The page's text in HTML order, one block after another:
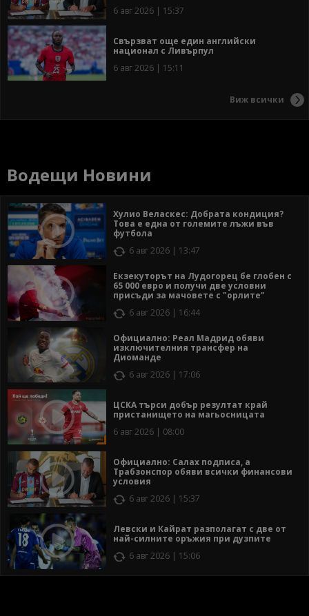
6 авг 2026 | 15:37
Свързват още един английски
национал с Ливърпул
6 авг 2026 | 15:11
Виж всички
Водещи Новини
Хулио Веласкес: Добрата кондиция?
Това е една от големите лъжи във
футбола
6 авг 2026 | 13:47
Екзекуторът на Лудогорец бе глобен с
65 000 евро и получи две условни
присъди за мачовете с "орлите"
6 авг 2026 | 16:44
Официално: Реал Мадрид обяви
изключителния трансфер на
Диоманде
6 авг 2026 | 17:06
ЦСКА търси добър резултат край
пристанището на магьосницата
6 авг 2026 | 08:00
Официално: Салах подписа, а
Трабзонспор обяви всички финансови
условия
6 авг 2026 | 15:37
Левски и Кайрат разполагат с две от
най-силните оръжия при дузпите
6 авг 2026 | 15:06